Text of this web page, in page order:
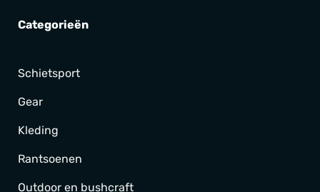
Categorieën
Schietsport
Gear
Kleding
Rantsoenen
Outdoor en bushcraft